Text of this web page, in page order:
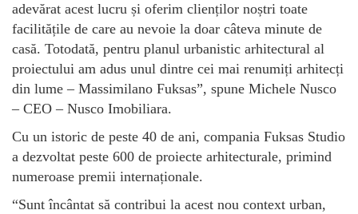
adevărat acest lucru și oferim clienților noștri toate
facilitățile de care au nevoie la doar câteva minute de
casă. Totodată, pentru planul urbanistic arhitectural al
proiectului am adus unul dintre cei mai renumiți arhitecți
din lume – Massimilano Fuksas”, spune Michele Nusco
– CEO – Nusco Imobiliara.
Cu un istoric de peste 40 de ani, compania Fuksas Studio
a dezvoltat peste 600 de proiecte arhitecturale, primind
numeroase premii internaționale.
“Sunt încântat să contribui la acest nou context urban,